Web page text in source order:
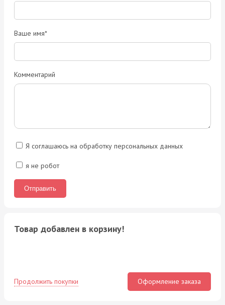
Ваше имя*
Комментарий
Я соглашаюсь на обработку персональных данных
я не робот
Товар добавлен в корзину!
Продолжить покупки Оформление заказа